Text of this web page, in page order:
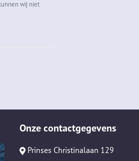
wij niet
Onze contactgegevens
Prinses Christinalaan 129